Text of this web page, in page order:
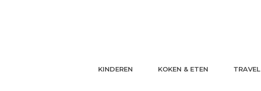
KINDEREN KOKEN & ETEN TRAVEL